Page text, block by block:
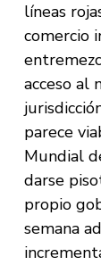
líneas
comercio
acceso al
parece
Mundial
darse
propio
semana